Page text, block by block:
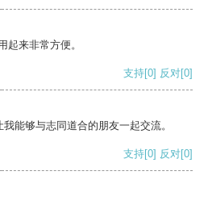
起来非常方便。
支持[0] 反对[0]
能够与志同道合的朋友一起交流。
支持[0] 反对[0]